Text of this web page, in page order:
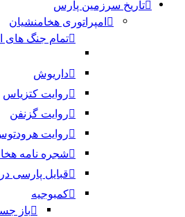
تاریخ سرزمین پارس
امپراتوری هخامنشیان
تمام جنگ های
داریوش
روایت کتزیاس
روایت گزنفن
روایت
شجره نامه
قبایل پارسی
کمبوجیه
باز